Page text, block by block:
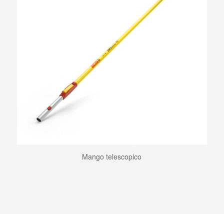
Mango telescopico